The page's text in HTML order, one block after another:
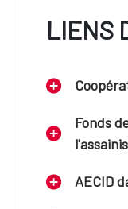
LIENS
Fonds
AECID